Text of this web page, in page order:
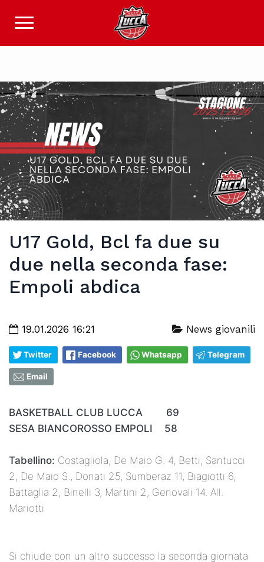
U17 Gold, Bcl fa due su
due nella seconda fase:
Empoli abdica
19.01.2026 16:21 News giovanili
Twitter Facebook Whatsapp Telegram
Email
BASKETBALL CLUB LUCCA 69
SESA BIANCOROSSO EMPOLI 58
Tabellino: Costagliola, De Maio G. 4, Betti, Santucci
2, De Maio S., Donati 25, Sumberaz 11, Biagiotti 6,
Battaglia 2, Binelli 3, Martini 2, Genovali 14. All.
Mariotti
Si chiude con un altro successo la seconda giornata